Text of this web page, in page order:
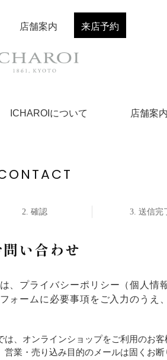
ICHAROIについて 店舗案
店舗案内 来店予約
確認 送信完
問い合わせ
、 プライバシーポリシー （個人情
ォームに必要事項をご入力のうえ
は、オンラインショップをご利用のお
営業・売り込み目的のメールは固くお